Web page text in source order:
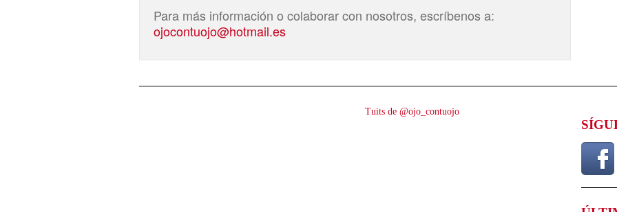
Para más información o colaborar con nosotros, escríbenos a:
ojocontuojo@hotmail.es
Tuits de @ojo_contuojo